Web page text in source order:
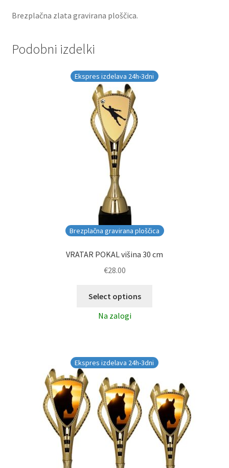
Brezplačna zlata gravirana ploščica.
Podobni izdelki
Brezplačna gravirana ploščica
Ekspres izdelava 24h-3dni
VRATAR POKAL višina 30 cm
€28.00
Select options
Na zalogi
Ekspres izdelava 24h-3dni